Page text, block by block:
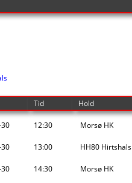
Tid Hold
12:30 Morsø HK
13:00 HH80 Hirtshals
14:30 Morsø HK